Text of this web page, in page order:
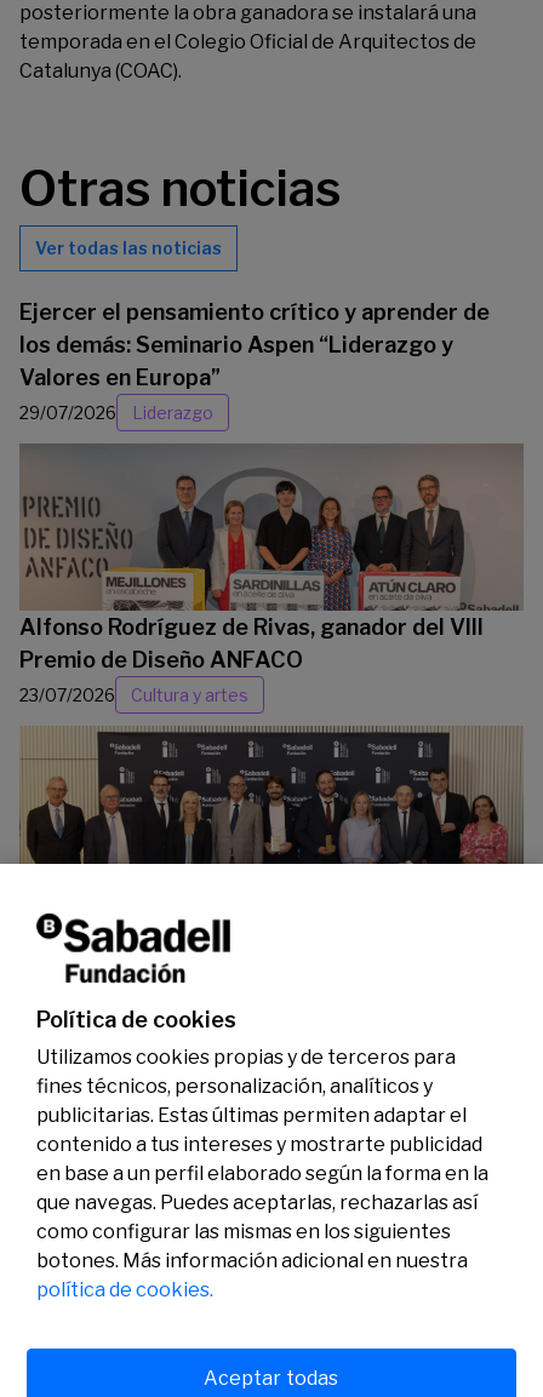
posteriormente la obra ganadora se instalará una
temporada en el Colegio Oficial de Arquitectos de
Catalunya (COAC).
Otras noticias
Ver todas las noticias
Ejercer el pensamiento crítico y aprender de
los demás: Seminario Aspen “Liderazgo y
Valores en Europa”
29/07/2026 Liderazgo
Alfonso Rodríguez de Rivas, ganador del VIII
Premio de Diseño ANFACO
23/07/2026 Cultura y artes
La Fundación Banco Sabadell reconoce a dos
investigadores en los ámbitos de la edición del
genoma y la energía limpia
07/07/2026 Premios
Legal
Aviso legal
Política de privacidad
Actividad
Convocatorias
Premios
Social
Política de cookies
Utilizamos cookies propias y de terceros para
fines técnicos, personalización, analíticos y
publicitarias. Estas últimas permiten adaptar el
contenido a tus intereses y mostrarte publicidad
en base a un perfil elaborado según la forma en la
que navegas. Puedes aceptarlas, rechazarlas así
como configurar las mismas en los siguientes
botones. Más información adicional en nuestra
política de cookies.
Aceptar todas